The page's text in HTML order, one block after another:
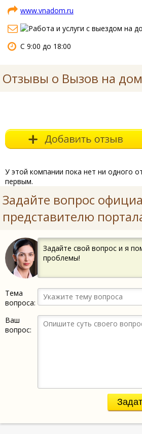
www.vnadom.ru
С 9:00 до 18:00
Отзывы о Вызов на дом
У этой компании пока нет ни одного
первым.
Задайте вопрос
представителю
Задайте свой вопрос и я
проблемы!
Тема
вопроса:
Ваш
вопрос: